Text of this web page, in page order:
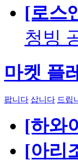
[로스
청빙
마켓 플
팝니다 삽니다 드립
[하와
[아리